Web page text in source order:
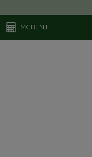
MCRENT